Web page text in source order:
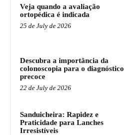
Veja quando a avaliação
ortopédica é indicada
25 de July de 2026
Descubra a importância da
colonoscopia para o diagnóstico
precoce
22 de July de 2026
Sanduicheira: Rapidez e
Praticidade para Lanches
Irresistíveis